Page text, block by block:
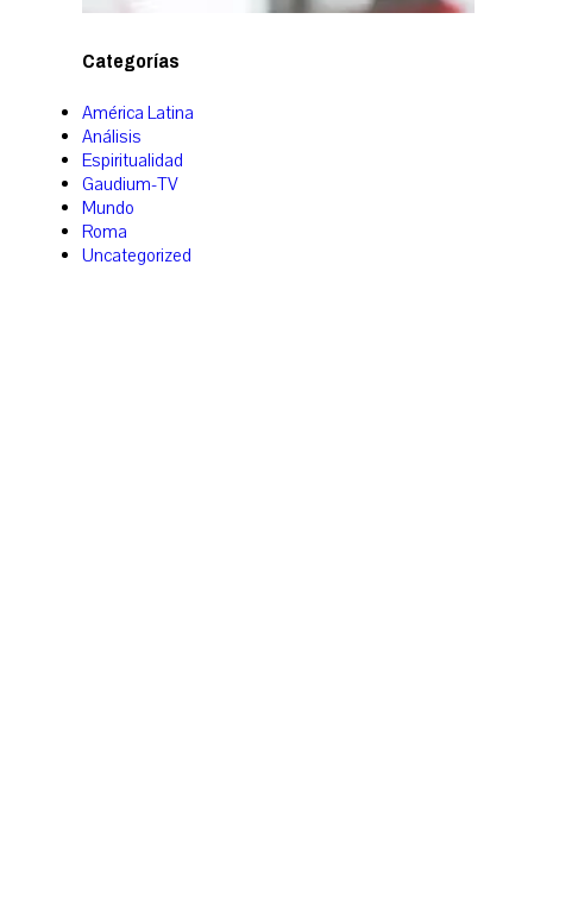
Categorías
América Latina
Análisis
Espiritualidad
Gaudium-TV
Mundo
Roma
Uncategorized